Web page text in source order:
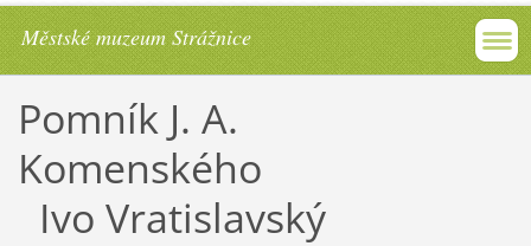
Městské muzeum Strážnice
Pomník J. A.
Komenského
Ivo Vratislavský